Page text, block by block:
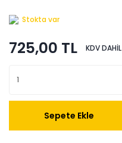
Stokta var
725,00 TL KDV DAHİL
Sepete Ekle